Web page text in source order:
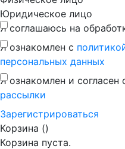
Юридическое лицо
Я соглашаюсь на
Я ознакомлен с
персональных данных
Я ознакомлен и согласен
рассылки
Зaрегистрироваться
Корзина ()
Корзина пуста.